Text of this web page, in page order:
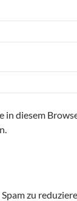
in diesem
zu